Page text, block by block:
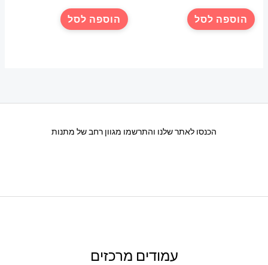
הוספה לסל הוספה לסל
הכנסו לאתר שלנו והתרשמו מגוון רחב של מתנות
עמודים מרכזים